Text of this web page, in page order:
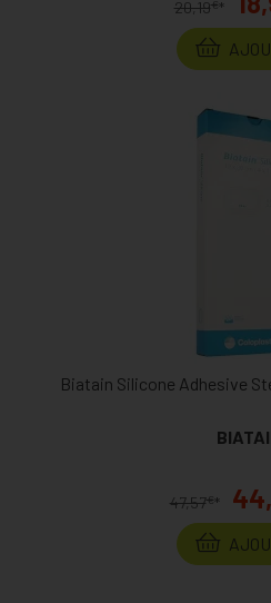
20,19€ *
Biatain Silicone Adhesive
47,57€ *